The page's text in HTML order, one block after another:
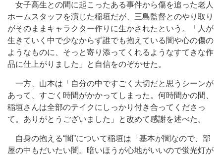
女子高生との間に起こったある事件から傷を追った老人
ホームスタッフを演じた稲垣だが、三島監督とのやり取り
がそのままキャラクター作りに生かされたという。「人が
生きていく中で少なからず誰でも抱えている闇や心の傷の
ようなものに、そっと寄り添ってくれるようなすてきな作
品に仕上がりました」と自信をのぞかせた。
一方、山本は「自分の中ですごく大切だと思うシーンが
あって、すごく時間がかかってしまった。何時間かの間、
稲垣さんは全部のテイクにしっかり付き合ってくださっ
て。ありがとうございました」と改めて感謝を述べた。
自身の抱える“闇”について稲垣は「基本が闇なので、部
屋の中もだいたい闇。暗いほうが心地がいいので蛍光灯が